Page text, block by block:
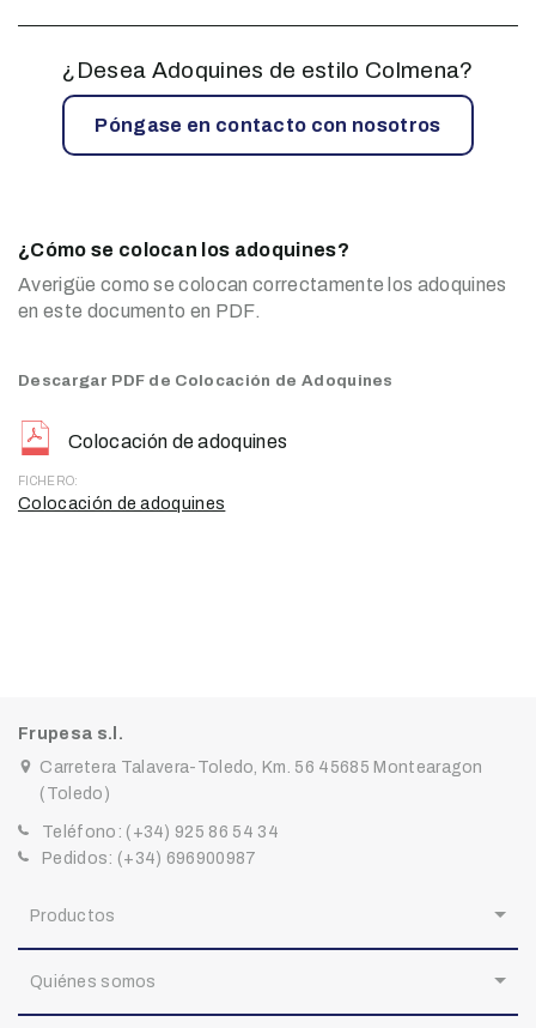
¿Desea Adoquines de estilo Colmena?
Póngase en contacto con nosotros
¿Cómo se colocan los adoquines?
Averigüe como se colocan correctamente los adoquines
en este documento en PDF.
Descargar PDF de Colocación de Adoquines
Colocación de adoquines
FICHERO:
Colocación de adoquines
Frupesa s.l.
Carretera Talavera-Toledo, Km. 56 45685 Montearagon
(Toledo)
Teléfono: (+34) 925 86 54 34
Pedidos: (+34) 696900987
Productos
Quiénes somos